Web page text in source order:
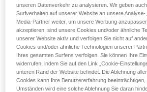
- Verwenden Sie einen Am’D-
CAPTIV-Positionierungsbügel.
- Wählen Sie die dem Einsatzzweck
Verriegelung.
unseren Datenverkehr zu analysieren. Wir geben
Surfverhalten auf unserer Website an unsere Analyse-
Media-Partner weiter, um unsere Werbung
akzeptieren, sind unsere Cookies und/oder ähnliche
unserer Website aktiv und verfolgen Sie nicht auf
Cookies und/oder ähnliche Technologien unserer
Ihres gesamten Surfens verfolgen. Sie können Ihre
widerrufen, indem Sie auf den Link „Cookie-
unteren Rand der Website befindet. Die Ablehnung
Cookies kann Ihre Benutzererfahrung
Umständen wird eine solche Ablehnung Sie daran